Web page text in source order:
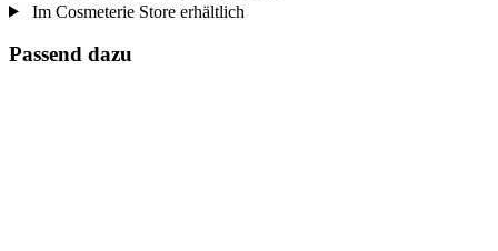
Im Cosmeterie Store erhältlich
Passend dazu